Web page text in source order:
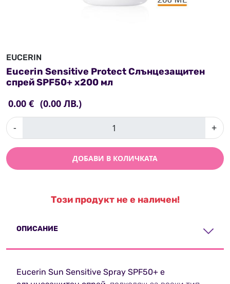
EUCERIN
Eucerin Sensitive Protect Слънцезащитен
спрей SPF50+ х200 мл
0.00 € (0.00 ЛВ.)
-
+
ДОБАВИ В КОЛИЧКАТА
Този продукт не е наличен!
ОПИСАНИЕ
Eucerin Sun Sensitive Spray SPF50+ е